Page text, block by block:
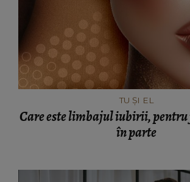
TU ȘI EL
Care este limbajul iubirii, pentru
în parte